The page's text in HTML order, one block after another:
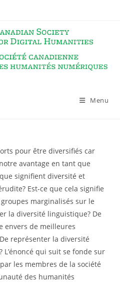
Menu
pour être diversifiés car
avantage en tant que
signifient diversité et
Est-ce que cela signifie
marginalisés sur le
la diversité linguistique? De
envers de meilleures
représenter la diversité
qui suit se fonde sur
les membres de la société
des humanités